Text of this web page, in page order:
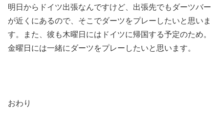
明日からドイツ出張なんですけど、出張先でもダーツバー
が近くにあるので、そこでダーツをプレーしたいと思いま
す。また、彼も木曜日にはドイツに帰国する予定のため。
金曜日には一緒にダーツをプレーしたいと思います。
おわり